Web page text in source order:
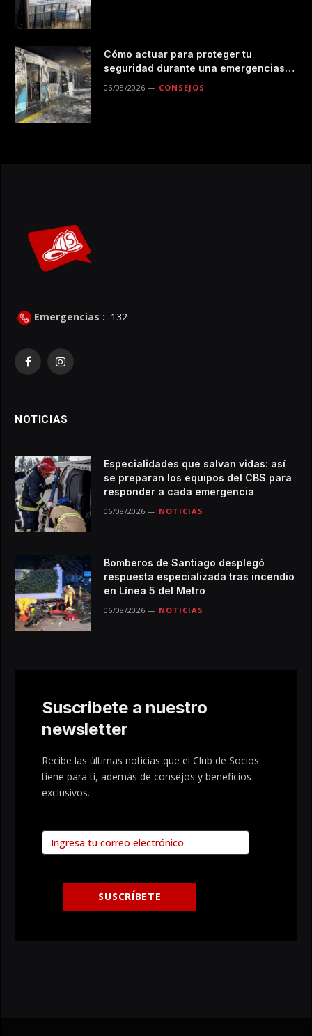
Cómo actuar para proteger tu
seguridad durante una emergencias
en el transporte público
06/08/2026 CONSEJOS
Emergencias : 132
FacebookInstagram
NOTICIAS
Especialidades que salvan vidas: así
se preparan los equipos del CBS para
responder a cada emergencia
06/08/2026 NOTICIAS
Bomberos de Santiago desplegó
respuesta especializada tras incendio
en Línea 5 del Metro
06/08/2026 NOTICIAS
Suscribete a nuestro
newsletter
Recibe las últimas noticias que el Club de Socios
tiene para tí, además de consejos y beneficios
exclusivos.